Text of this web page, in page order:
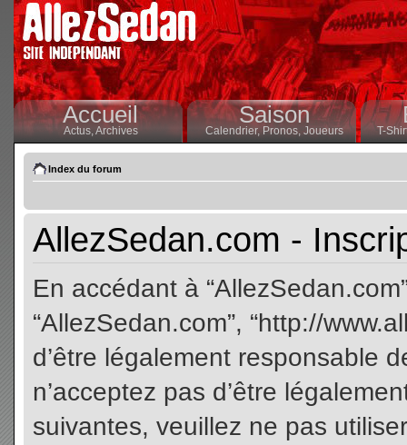
Accueil
Actus,Archives
Saison
Calendrier,Pronos, Joueurs T-
Index du forum
AllezSedan.com -
En accédant à
“AllezSedan.com”, “http://
d’être légalement responsable
n’acceptez pas d’être
suivantes, veuillez ne pas